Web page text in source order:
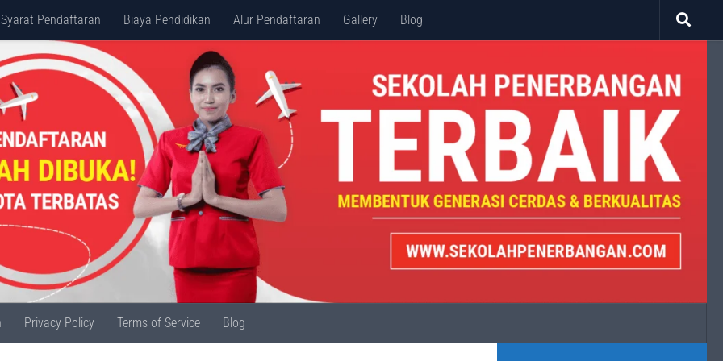
Syarat Pendaftaran Biaya Pendidikan Alur Pendaftaran Gallery Blog
Privacy Policy Terms of Service Blog